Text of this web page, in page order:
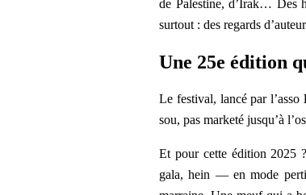
de Palestine, d’Irak… Des
surtout : des regards
Une 25e édition
Le festival, lancé par l’asso
sou, pas marketé jusqu’à
Et pour cette édition 2025
gala, hein — en mode